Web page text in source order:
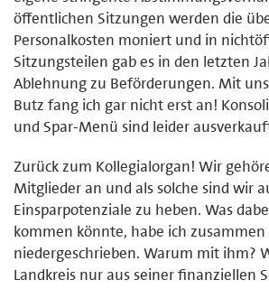
öffentlichen Sitzungen werden die
Personalkosten moniert und in
Sitzungsteilen gab es in den letzten
Ablehnung zu Beförderungen. Mit
Butz fang ich gar nicht erst an!
und Spar-Menü sind leider
Zurück zum Kollegialorgan! Wir
Mitglieder an und als solche sind wir
Einsparpotenziale zu heben. Was
kommen könnte, habe ich
niedergeschrieben. Warum mit ihm?
Landkreis nur aus seiner finanziellen